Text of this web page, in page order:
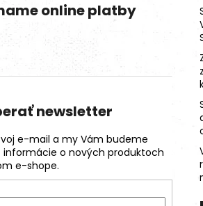
online platby
newsletter
e-mail a my Vám budeme
informácie o nových produktoch
e-shope.